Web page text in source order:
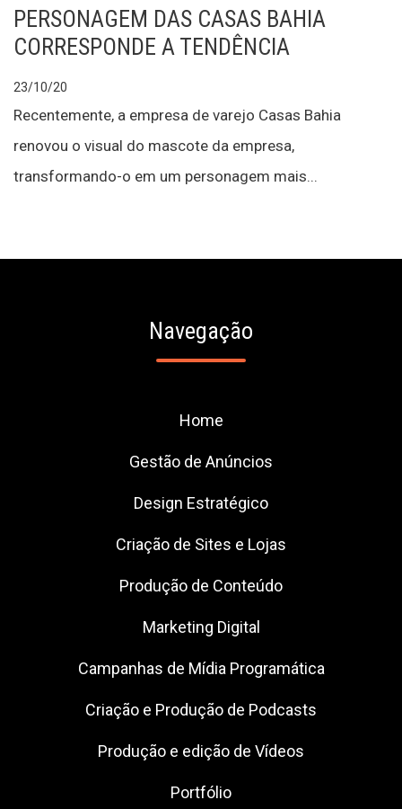
PERSONAGEM DAS CASAS BAHIA
CORRESPONDE A TENDÊNCIA
23/10/20
Recentemente, a empresa de varejo Casas Bahia
renovou o visual do mascote da empresa,
transformando-o em um personagem mais...
Navegação
Home
Gestão de Anúncios
Design Estratégico
Criação de Sites e Lojas
Produção de Conteúdo
Marketing Digital
Campanhas de Mídia Programática
Criação e Produção de Podcasts
Produção e edição de Vídeos
Portfólio